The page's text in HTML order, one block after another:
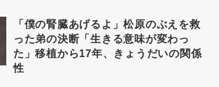
「僕の腎臓あげるよ」松原のぶえを救
った弟の決断「生きる意味が変わっ
た」移植から17年、きょうだいの関係
性